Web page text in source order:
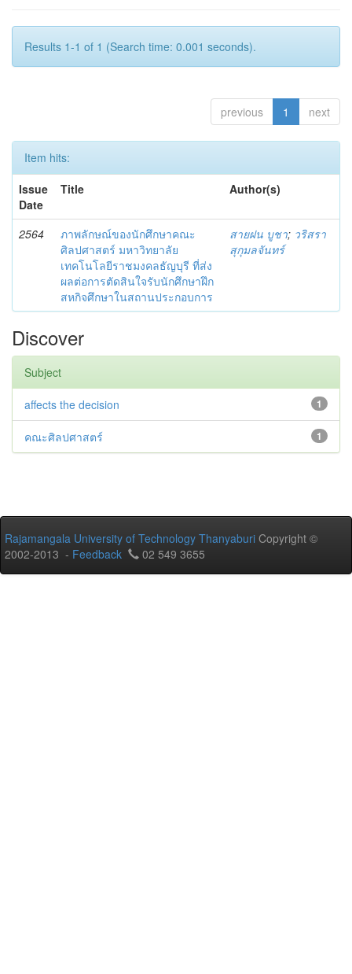
Results 1-1 of 1 (Search time: 0.001 seconds).
previous 1 next
Item hits:
Issue
Date
Title Author(s)
2564
ภาพลักษณ์ของนักศึกษาคณะ
ศิลปศาสตร์ มหาวิทยาลัย
เทคโนโลยีราชมงคลธัญบุรี ที่ส่ง
ผลต่อการตัดสินใจรับนักศึกษาฝึก
สหกิจศึกษาในสถานประกอบการ
สายฝน บูชา; วริสรา
สุกุมลจันทร์
Discover
Subject
1
affects the decision
1
คณะศิลปศาสตร์
Rajamangala University of Technology Thanyaburi Copyright ©
2002-2013 - Feedback 02 549 3655